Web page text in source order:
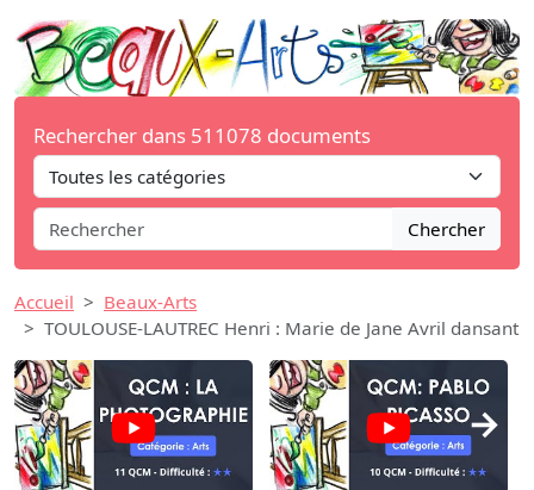
Rechercher dans 511078 documents
Chercher
Accueil
Beaux-Arts
TOULOUSE-LAUTREC Henri : Marie de Jane Avril dansant
→